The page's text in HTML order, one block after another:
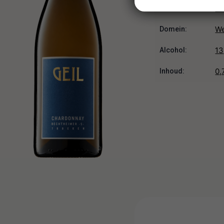
Domein:
Alcohol:
Inhoud: